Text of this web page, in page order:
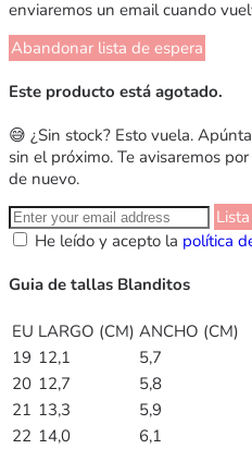
enviaremos un email cuando
Abandonar lista de espera
Este producto está agotado.
😅 ¿Sin stock? Esto vuela.
sin el próximo. Te avisaremos
de nuevo.
He leído y acepto la política
Guia de tallas Blanditos
EU LARGO (CM) ANCHO (CM)
19 12,1
5,7
20 12,7
5,8
21 13,3
5,9
22 14,0
6,1